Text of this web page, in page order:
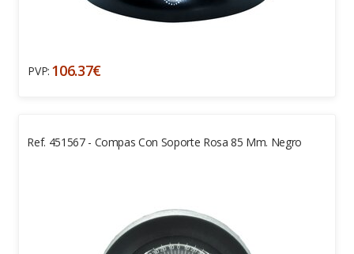
PVP: 106.37€
Ref. 451567 - Compas Con Soporte Rosa 85 Mm. Negro